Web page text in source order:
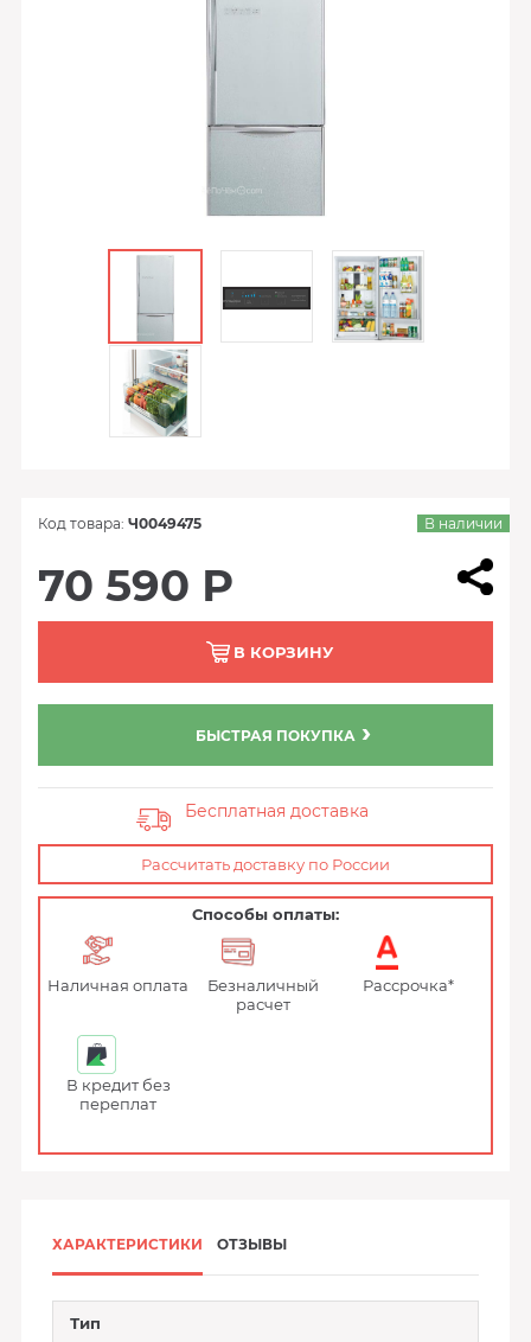
Код товара: Ч0049475 В наличии
70 590 Р
В КОРЗИНУ
БЫСТРАЯ ПОКУПКА
Бесплатная доставка
Рассчитать доставку по России
Способы оплаты:
Наличная оплата
Безналичный
расчет
Рассрочка*
В кредит без
переплат
ХАРАКТЕРИСТИКИ ОТЗЫВЫ
Тип